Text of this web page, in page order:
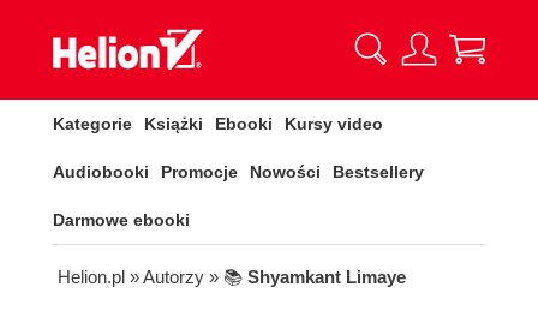
Kategorie Książki Ebooki Kursy video
Audiobooki Promocje Nowości Bestsellery
Darmowe ebooki
Helion.pl » Autorzy » 📚 Shyamkant Limaye